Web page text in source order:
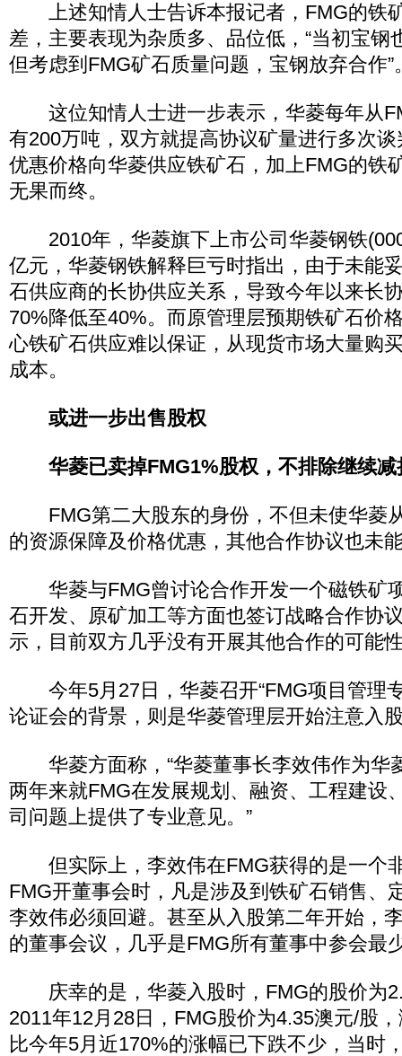
上述知情人士告诉本报记者，FMG的铁
差，主要表现为杂质多、品位低，“当初宝钢
但考虑到FMG矿石质量问题，宝钢放弃合作”
这位知情人士进一步表示，华菱每年从
有200万吨，双方就提高协议矿量进行多次
优惠价格向华菱供应铁矿石，加上FMG的铁
无果而终。
2010年，华菱旗下上市公司华菱钢铁
亿元，华菱钢铁解释巨亏时指出，由于未能
石供应商的长协供应关系，导致今年以来长
70%降低至40%。而原管理层预期铁矿石价
心铁矿石供应难以保证，从现货市场大量购
成本。
或进一步出售股权
华菱已卖掉FMG1%股权，不排除继续减
FMG第二大股东的身份，不但未使华菱
的资源保障及价格优惠，其他合作协议也未
华菱与FMG曾讨论合作开发一个磁铁矿
石开发、原矿加工等方面也签订战略合作协
示，目前双方几乎没有开展其他合作的可能
今年5月27日，华菱召开“FMG项目管理
论证会的背景，则是华菱管理层开始注意入
华菱方面称，“华菱董事长李效伟作为华
两年来就FMG在发展规划、融资、工程建设
司问题上提供了专业意见。”
但实际上，李效伟在FMG获得的是一个
FMG开董事会时，凡是涉及到铁矿石销售、
李效伟必须回避。甚至从入股第二年开始，
的董事会议，几乎是FMG所有董事中参会最
庆幸的是，华菱入股时，FMG的股价为
2011年12月28日，FMG股价为4.35澳元/股
比今年5月近170%的涨幅已下跌不少，当时